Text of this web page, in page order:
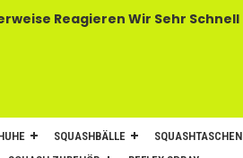
Reagieren Wir Sehr Schnell
SQUASHBÄLLE SQUASHTASCHEN